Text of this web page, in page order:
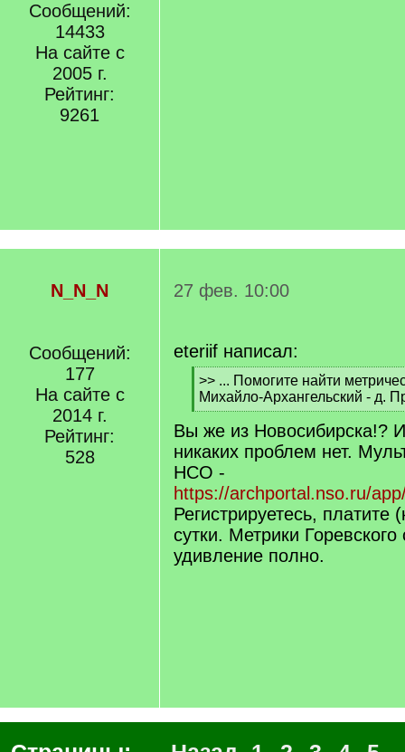
Сообщений:
14433
На сайте с
2005 г.
Рейтинг:
9261
N_N_N
Сообщений:
177
На сайте с
2014 г.
Рейтинг:
528
27 фев. 10:00
eteriif написал:
[
q
]
>> ... Помогите найти
Михайло-Архангельский - д.
[
q
]
Вы же из Новосибирска!?
никаких проблем нет.
НСО -
https://archportal.nso.ru/
Регистрируетесь, платите
сутки. Метрики
удивление полно.